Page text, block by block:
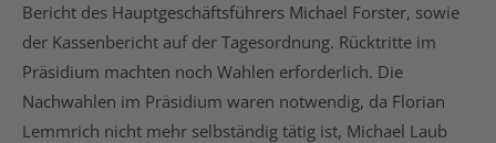
Bericht des Hauptgeschäftsführers Michael Forster, sowie
der Kassenbericht auf der Tagesordnung. Rücktritte im
Präsidium machten noch Wahlen erforderlich. Die
Nachwahlen im Präsidium waren notwendig, da Florian
Lemmrich nicht mehr selbständig tätig ist, Michael Laub